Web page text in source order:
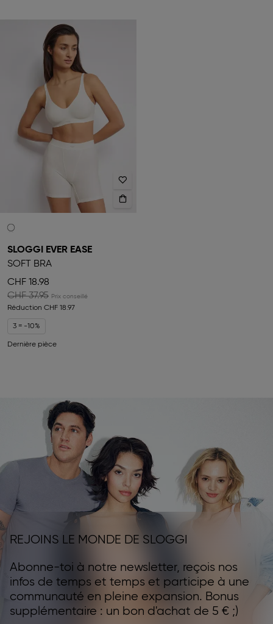
SLOGGI EVER EASE
SOFT BRA
CHF 18.98
CHF 37.95
Réduction CHF 18.97
3 = -10%
Dernière pièce
REJOINS LE MONDE DE SLOGGI
Abonne-toi à notre newsletter, reçois nos
infos de temps et temps et participe à une
communauté en pleine expansion. Bonus
supplémentaire : un bon d'achat de 5 € ;)